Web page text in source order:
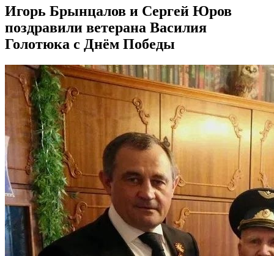
Игорь Брынцалов и Сергей Юров
поздравили ветерана Василия
Голотюка с Днём Победы